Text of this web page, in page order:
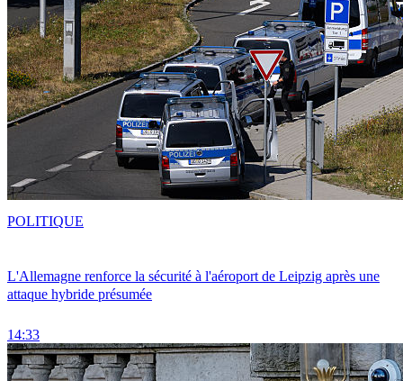
L'Allemagne renforce la sécurité à l'aéroport de Leipzig après une
attaque hybride présumée
14:33
POLITIQUE